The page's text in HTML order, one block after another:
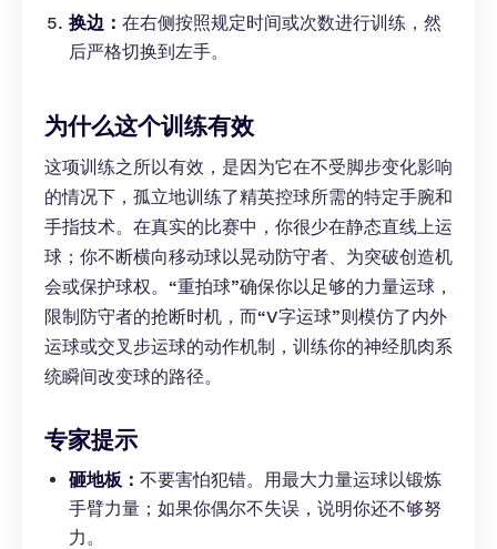
换边： 在右侧按照规定时间或次数进行训练，然
后严格切换到左手。
为什么这个训练有效
这项训练之所以有效，是因为它在不受脚步变化影响
的情况下，孤立地训练了精英控球所需的特定手腕和
手指技术。在真实的比赛中，你很少在静态直线上运
球；你不断横向移动球以晃动防守者、为突破创造机
会或保护球权。“重拍球”确保你以足够的力量运球，
限制防守者的抢断时机，而“V字运球”则模仿了内外
运球或交叉步运球的动作机制，训练你的神经肌肉系
统瞬间改变球的路径。
专家提示
砸地板： 不要害怕犯错。用最大力量运球以锻炼
手臂力量；如果你偶尔不失误，说明你还不够努
力。